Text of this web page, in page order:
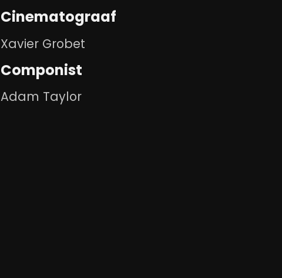
Cinematograaf
Xavier Grobet
Componist
Adam Taylor